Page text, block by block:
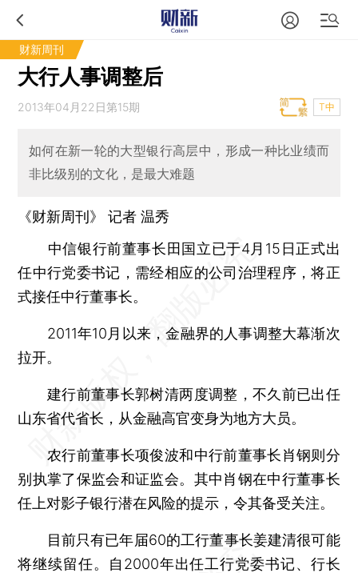
财新周刊
大行人事调整后
2013年04月22日第15期 T中
如何在新一轮的大型银行高层中，形成一种比业绩而
非比级别的文化，是最大难题
《财新周刊》 记者 温秀
中信银行前董事长田国立已于4月15日正式出
任中行党委书记，需经相应的公司治理程序，将正
式接任中行董事长。
2011年10月以来，金融界的人事调整大幕渐次
拉开。
建行前董事长郭树清两度调整，不久前已出任
山东省代省长，从金融高官变身为地方大员。
农行前董事长项俊波和中行前董事长肖钢则分
别执掌了保监会和证监会。其中肖钢在中行董事长
任上对影子银行潜在风险的提示，令其备受关注。
目前只有已年届60的工行董事长姜建清很可能
将继续留任。自2000年出任工行党委书记、行长